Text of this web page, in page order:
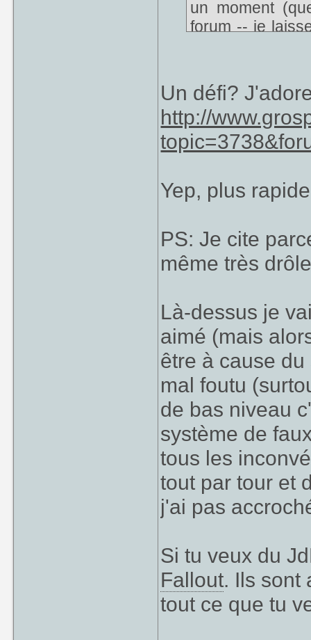
un moment
forum -- je
[ Ce Message a
Un défi?
http://
Yep, plus
PS: Je cite
même très
Là-dessus je
aimé (mais
être à cause
mal foutu
de bas niveau
système de
tous les
tout par tour et
j'ai pas
Si tu veux du
Fallout. Ils sont
tout ce que tu